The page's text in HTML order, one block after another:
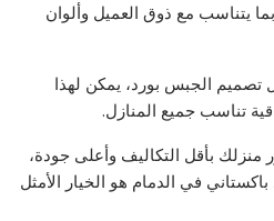
يتناسب مع ذوق العميل وألوان
تصميم الجبس بورد، يمكن لهذا
تناسب جميع المنازل.
منزلك بأقل التكاليف وأعلى جودة،
في الدمام هو الخيار الأمثل